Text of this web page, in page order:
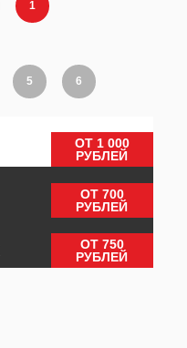
1
5 6
ОТ 1 000
РУБЛЕЙ
ОТ 700
РУБЛЕЙ
ОТ 750
РУБЛЕЙ